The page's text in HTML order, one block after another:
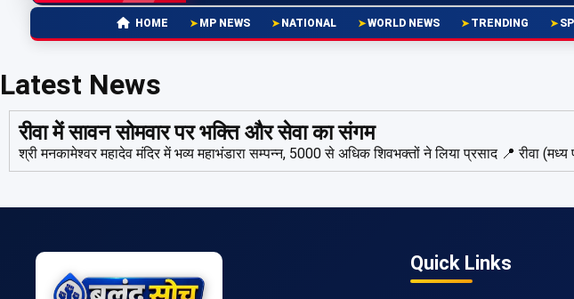
HOME MP NEWS NATIONAL WORLD NEWS TRENDING
Latest News
रीवा में सावन सोमवार पर भक्ति और सेवा का संगम
श्री मनकामेश्वर महादेव मंदिर में भव्य महाभंडारा सम्पन्न, 5000 से अधिक शिवभक्तों ने लिया प्रसाद 📍 रीवा
Quick Links